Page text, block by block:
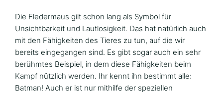
Die Fledermaus gilt schon lang als Symbol für
Unsichtbarkeit und Lautlosigkeit. Das hat natürlich auch
mit den Fähigkeiten des Tieres zu tun, auf die wir
bereits eingegangen sind. Es gibt sogar auch ein sehr
berühmtes Beispiel, in dem diese Fähigkeiten beim
Kampf nützlich werden. Ihr kennt ihn bestimmt alle:
Batman! Auch er ist nur mithilfe der speziellen